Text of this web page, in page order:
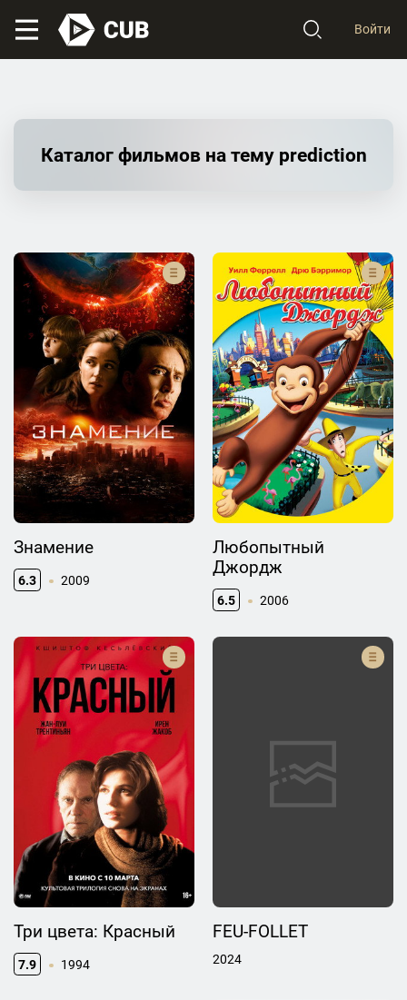
Войти
Каталог фильмов на тему prediction
Знамение
6.3 2009
Любопытный
Джордж
6.5 2006
Три цвета: Красный
7.9 1994
FEU-FOLLET
2024